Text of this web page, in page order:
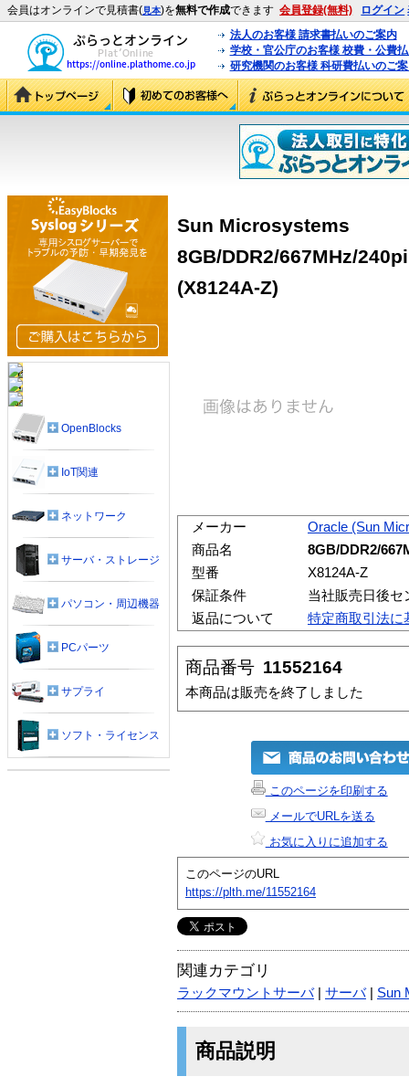
会員はオンラインで見積書(見本)を無料で作成できます 会員登録(無料) ログイン
法人のお客様 請求書払いのご案内
学校・官公庁のお客様 校費・公費
研究機関のお客様 科研費払いのご
Sun Microsystems
8GB/DDR2/667MHz/
(X8124A-Z)
メーカー
Oracle (Sun
商品名
8GB/DDR2/
型番
X8124A-Z
保証条件
当社販売日後セ
返品について
特定商取引法に
商品番号 11552164
本商品は販売を終了しました
このページを印刷する
メールでURLを送る
お気に入りに追加する
このページのURL
https://plth.me/11552164
関連カテゴリ
ラックマウントサーバ| サーバ| Sun
商品説明
OpenBlocks
IoT関連
ネットワーク
サーバ・ストレージ
パソコン・周辺機器
PCパーツ
サプライ
ソフト・ライセンス